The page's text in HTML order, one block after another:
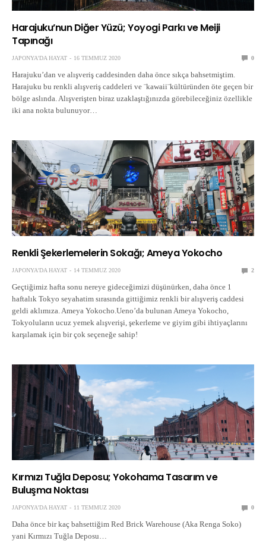
Harajuku’nun Diğer Yüzü; Yoyogi Parkı ve Meiji
Tapınağı
JAPONYA'DA HAYAT 16 TEMMUZ 2020 0
Harajuku’dan ve alışveriş caddesinden daha önce sıkça bahsetmiştim.
Harajuku bu renkli alışveriş caddeleri ve ¨kawaii¨kültüründen öte geçen bir
bölge aslında. Alışverişten biraz uzaklaştığınızda görebileceğiniz özellikle
iki ana nokta bulunuyor…
Renkli Şekerlemelerin Sokağı; Ameya Yokocho
JAPONYA'DA HAYAT 14 TEMMUZ 2020 2
Geçtiğimiz hafta sonu nereye gideceğimizi düşünürken, daha önce 1
haftalık Tokyo seyahatim sırasında gittiğimiz renkli bir alışveriş caddesi
geldi aklımıza. Ameya Yokocho.Ueno’da bulunan Ameya Yokocho,
Tokyoluların ucuz yemek alışverişi, şekerleme ve giyim gibi ihtiyaçlarını
karşılamak için bir çok seçeneğe sahip!
Kırmızı Tuğla Deposu; Yokohama Tasarım ve
Buluşma Noktası
JAPONYA'DA HAYAT 11 TEMMUZ 2020 0
Daha önce bir kaç bahsettiğim Red Brick Warehouse (Aka Renga Soko)
yani Kırmızı Tuğla Deposu…